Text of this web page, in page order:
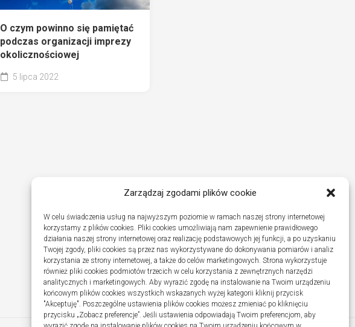
Zarządzaj zgodami plików cookie
W celu świadczenia usług na najwyższym poziomie w ramach naszej strony internetowej
korzystamy z plików cookies. Pliki cookies umożliwiają nam zapewnienie prawidłowego
działania naszej strony internetowej oraz realizację podstawowych jej funkcji, a po uzyskaniu
Twojej zgody, pliki cookies są przez nas wykorzystywane do dokonywania pomiarów i analiz
korzystania ze strony internetowej, a także do celów marketingowych. Strona wykorzystuje
również pliki cookies podmiotów trzecich w celu korzystania z zewnętrznych narzędzi
analitycznych i marketingowych. Aby wyrazić zgodę na instalowanie na Twoim urządzeniu
końcowym plików cookies wszystkich wskazanych wyżej kategorii kliknij przycisk
"Akceptuję". Poszczególne ustawienia plików cookies możesz zmieniać po kliknięciu
przycisku „Zobacz preferencje”. Jeśli ustawienia odpowiadają Twoim preferencjom, aby
O czym powinno się pamiętać
podczas organizacji imprezy
okolicznościowej
5 lipca 2022